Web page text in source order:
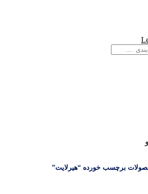
برچسب خورده “هیرلایت”